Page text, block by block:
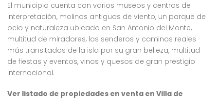
El municipio cuenta con varios museos y centros de
interpretación, molinos antiguos de viento, un parque de
ocio y naturaleza ubicado en San Antonio del Monte,
multitud de miradores, los senderos y caminos reales
más transitados de la isla por su gran belleza, multitud
de fiestas y eventos, vinos y quesos de gran prestigio
internacional.
Ver listado de propiedades en venta en Villa de